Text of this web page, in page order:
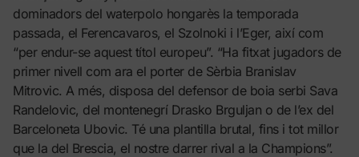
dominadors del waterpolo hongarès la temporada
passada, el Ferencavaros, el Szolnoki i l’Eger, així com
“per endur-se aquest títol europeu”. “Ha fitxat jugadors de
primer nivell com ara el porter de Sèrbia Branislav
Mitrovic. A més, disposa del defensor de boia serbi Sava
Randelovic, del montenegrí Drasko Brguljan o de l’ex del
Barceloneta Ubovic. Té una plantilla brutal, fins i tot millor
que la del Brescia, el nostre darrer rival a la Champions”.